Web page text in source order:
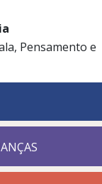
Pensamento e